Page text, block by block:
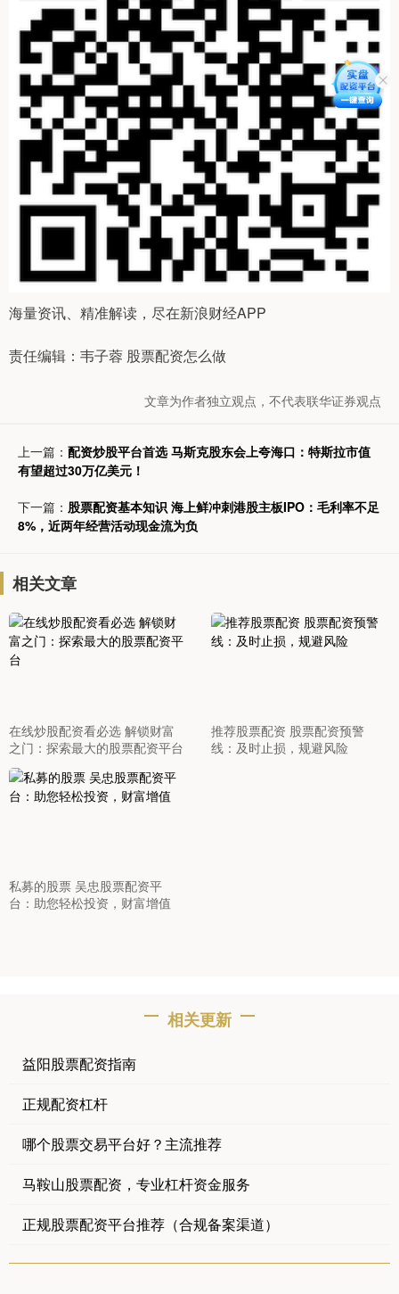
海量资讯、精准解读，尽在新浪财经APP
责任编辑：韦子蓉 股票配资怎么做
文章为作者独立观点，不代表联华证券观点
上一篇： 配资炒股平台首选 马斯克股东会上夸海口：特斯拉市值
有望超过30万亿美元！
下一篇： 股票配资基本知识 海上鲜冲刺港股主板IPO：毛利率不足
8%，近两年经营活动现金流为负
相关文章
在线炒股配资看必选 解锁财富
之门：探索最大的股票配资平台
推荐股票配资 股票配资预警
线：及时止损，规避风险
私募的股票 吴忠股票配资平
台：助您轻松投资，财富增值
相关更新
益阳股票配资指南
正规配资杠杆
哪个股票交易平台好？主流推荐
马鞍山股票配资，专业杠杆资金服务
正规股票配资平台推荐（合规备案渠道）